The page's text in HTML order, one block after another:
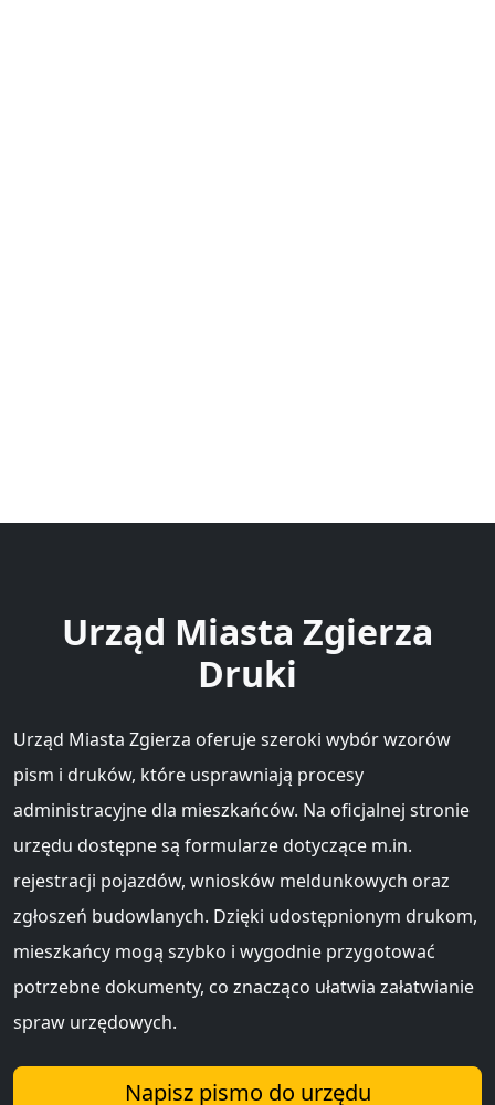
Urząd Miasta Zgierza
Druki
Urząd Miasta Zgierza oferuje szeroki wybór wzorów
pism i druków, które usprawniają procesy
administracyjne dla mieszkańców. Na oficjalnej stronie
urzędu dostępne są formularze dotyczące m.in.
rejestracji pojazdów, wniosków meldunkowych oraz
zgłoszeń budowlanych. Dzięki udostępnionym drukom,
mieszkańcy mogą szybko i wygodnie przygotować
potrzebne dokumenty, co znacząco ułatwia załatwianie
spraw urzędowych.
Napisz pismo do urzędu